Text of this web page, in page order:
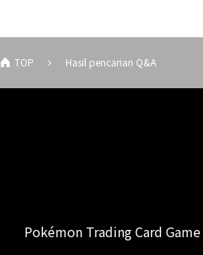
TOP Hasil pencarian Q&A
Pokémon Trading Card